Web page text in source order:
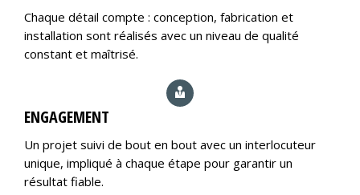
Chaque détail compte : conception, fabrication et
installation sont réalisés avec un niveau de qualité
constant et maîtrisé.
ENGAGEMENT
Un projet suivi de bout en bout avec un interlocuteur
unique, impliqué à chaque étape pour garantir un
résultat fiable.